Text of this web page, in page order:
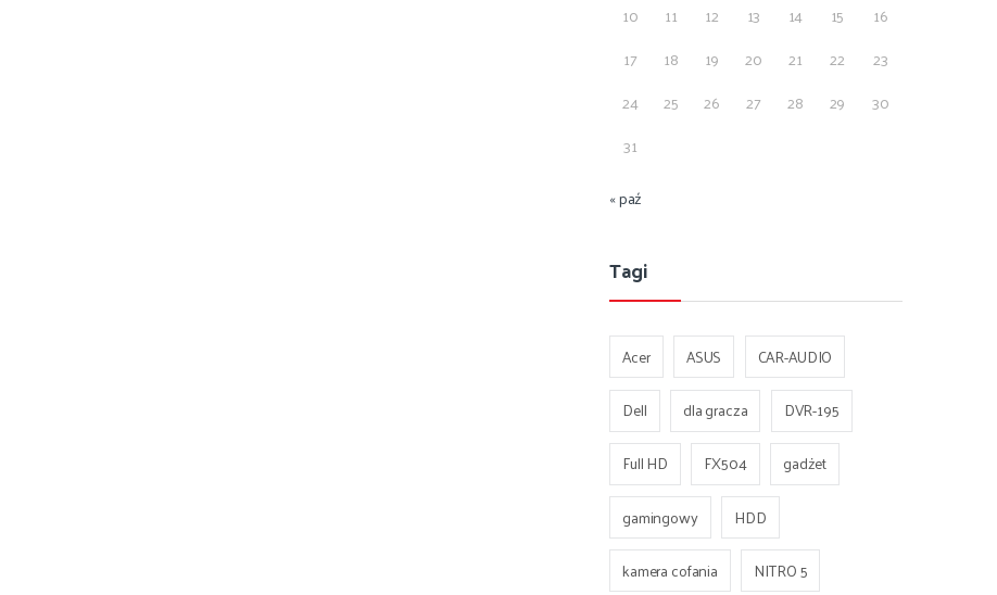
10
11 12 13 14 15
16
17
18 19 20 21 22
23
24
25 26 27 28 29
30
31
« paź
Tagi
Acer ASUS
CAR-AUDIO
Dell
dla gracza
DVR-195
Full HD
FX504
gadżet
gamingowy
HDD
kamera cofania
NITRO 5